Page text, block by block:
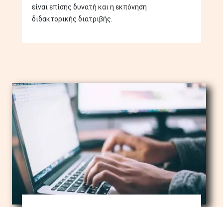
είναι επίσης δυνατή και η εκπόνηση
διδακτορικής διατριβής.
Image